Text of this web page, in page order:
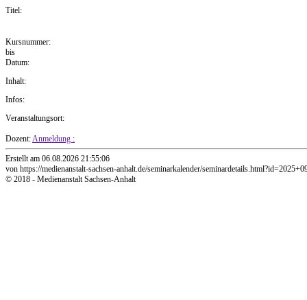
Titel:
Kursnummer:
bis
Datum:
Inhalt:
Infos:
Veranstaltungsort:
Dozent:Anmeldung :
Erstellt am 06.08.2026 21:55:06
von https://medienanstalt-sachsen-anhalt.de/seminarkalender/
© 2018 - Medienanstalt Sachsen-Anhalt